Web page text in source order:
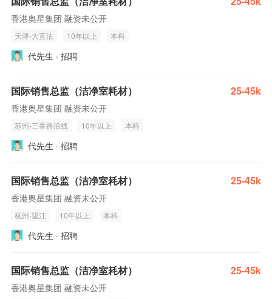
香港奥星集团 融资未公开
天津-大直沽 10年以上 本科
代先生 · 招聘
国际销售总监（洁净室耗材） 25-45k
香港奥星集团 融资未公开
苏州-三香路沿线 10年以上 本科
代先生 · 招聘
国际销售总监（洁净室耗材） 25-45k
香港奥星集团 融资未公开
杭州-望江 10年以上 本科
代先生 · 招聘
国际销售总监（洁净室耗材） 25-45k
香港奥星集团 融资未公开